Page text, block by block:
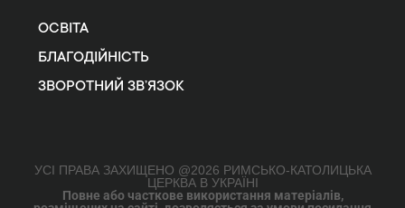
ОСВІТА
БЛАГОДІЙНІСТЬ
ЗВОРОТНИЙ ЗВ’ЯЗОК
УСІ ПРАВА ЗАХИЩЕНО @2026 РИМСЬКО-КАТОЛИЦЬКА
ЦЕРКВА В УКРАЇНІ
Повне або часткове використання матеріалів,